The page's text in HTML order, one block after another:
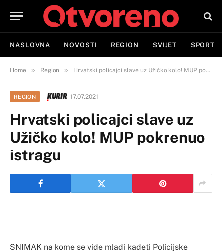
NASLOVNA NOVOSTI REGION SVIJET SPORT
Home » Region » Hrvatski policajci slave uz Užičko kolo! MUP pokrenuo istragu
REGION 17.07.2021
Hrvatski policajci slave uz
Užičko kolo! MUP pokrenuo
istragu
SNIMAK na kome se vide mladi kadeti Policijske